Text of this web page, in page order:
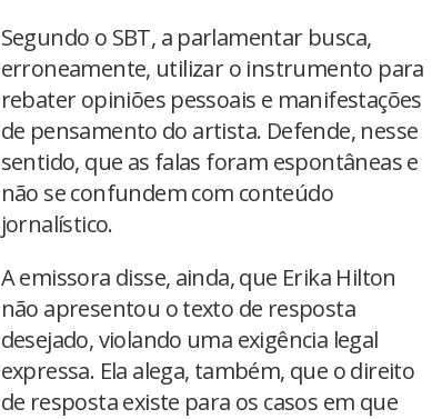
Segundo o SBT, a parlamentar busca,
erroneamente, utilizar o instrumento para
rebater opiniões pessoais e manifestações
de pensamento do artista. Defende, nesse
sentido, que as falas foram espontâneas e
não se confundem com conteúdo
jornalístico.
A emissora disse, ainda, que Erika Hilton
não apresentou o texto de resposta
desejado, violando uma exigência legal
expressa. Ela alega, também, que o direito
de resposta existe para os casos em que